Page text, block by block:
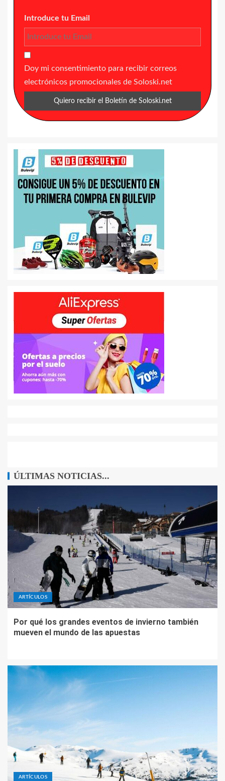
Introduce tu Email
Doy mi consentimiento para recibir correos
electrónicos promocionales de Soloski.net
ÚLTIMAS NOTICIAS...
ARTÍCULOS
Por qué los grandes eventos de invierno también
mueven el mundo de las apuestas
ARTÍCULOS